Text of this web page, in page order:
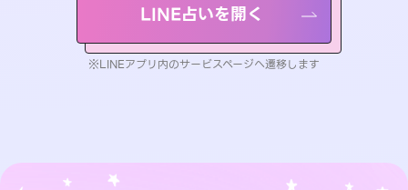
LINE占いを開く
※LINEアプリ内のサービスページへ遷移します